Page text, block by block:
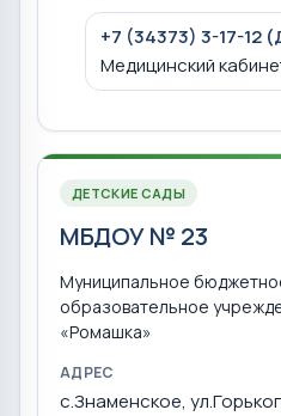
+7 (34373) 3-17-12
Медицинский
ДЕТСКИЕ САДЫ
МБДОУ № 23
Муниципальное
образовательное
«Ромашка»
АДРЕС
с.Знаменское,